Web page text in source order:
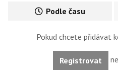
Podle času
Pokud chcete přidávat
Registrovat